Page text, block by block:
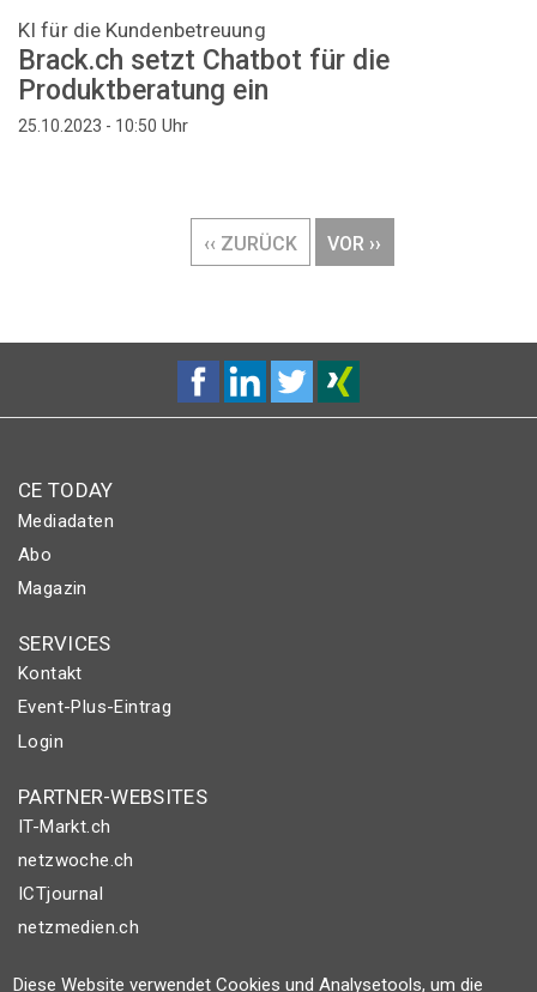
KI für die Kundenbetreuung
Brack.ch setzt Chatbot für die
Produktberatung ein
25.10.2023 - 10:50 Uhr
VORHERIGE
SEITE
‹‹ ZURÜCK
NÄCHSTE
SEITE
VOR ››
CE TODAY
Mediadaten
Abo
Magazin
SERVICES
Kontakt
Event-Plus-Eintrag
Login
PARTNER-WEBSITES
IT-Markt.ch
netzwoche.ch
ICTjournal
netzmedien.ch
© NETZMEDIEN AG 2026
Diese Website verwendet Cookies und Analysetools, um die